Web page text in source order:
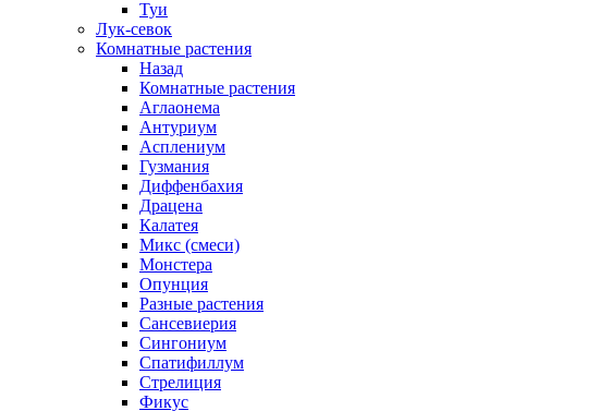
Туи
Лук-севок
Комнатные растения
Назад
Комнатные растения
Аглаонема
Антуриум
Асплениум
Гузмания
Диффенбахия
Драцена
Калатея
Микс (смеси)
Монстера
Опунция
Разные растения
Сансевиерия
Сингониум
Спатифиллум
Стрелиция
Фикус